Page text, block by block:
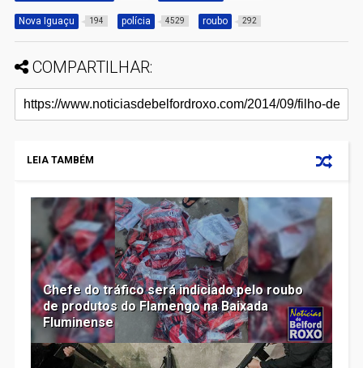
Nova Iguaçu 194 polícia 4529 roubo 292
COMPARTILHAR:
LEIA TAMBÉM
Chefe do tráfico será indiciado pelo roubo
de produtos do Flamengo na Baixada
Fluminense